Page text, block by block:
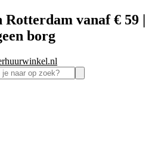
vanaf € 59 |
borg